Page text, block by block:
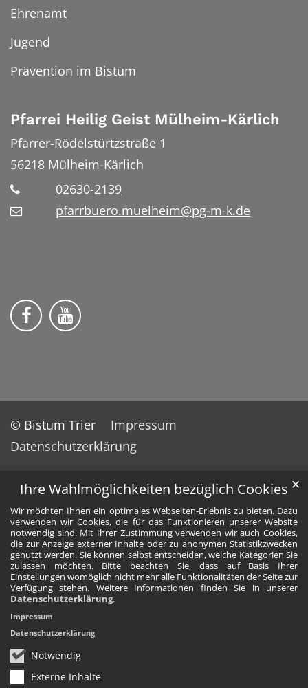
Ihre Wahlmöglichkeiten bezüglich Cookies
Wir möchten Ihnen ein optimales Webseiten-Erlebnis zu bieten. Dazu
verwenden wir Cookies, die für das Funktionieren unserer Website
notwendig sind. Mit Ihrer Zustimmung verwenden wir auch Cookies,
die zur Anzeige externer Inhalte oder zu anonymen Statistikzwecken
genutzt werden. Sie können selbst entscheiden, welche Kategorien Sie
zulassen möchten. Bitte beachten Sie, dass auf Basis Ihrer
Einstellungen womöglich nicht mehr alle Funktionalitäten der Seite zur
Verfügung stehen. Weitere Informationen finden Sie in unserer
Datenschutzerklärung.
Notwendig
Externe Inhalte
✕
Impressum
Datenschutzerklärung
Ehrenamt
Jugend
Prävention im Bistum
Pfarrei Heilig Geist Mülheim-Kärlich
Pfarrer-Rödelstürtzstraße 1
56218 Mülheim-Kärlich
02630-2139
pfarrbuero.muelheim@pg-m-k.de
Wir auf Facebook
Wir auf YouTube
© Bistum Trier
Impressum
Datenschutzerklärung